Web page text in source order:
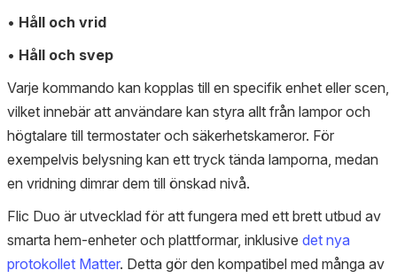
• Håll och vrid
• Håll och svep
Varje kommando kan kopplas till en specifik enhet eller scen,
vilket innebär att användare kan styra allt från lampor och
högtalare till termostater och säkerhetskameror. För
exempelvis belysning kan ett tryck tända lamporna, medan
en vridning dimrar dem till önskad nivå.
Flic Duo är utvecklad för att fungera med ett brett utbud av
smarta hem-enheter och plattformar, inklusive det nya
protokollet Matter. Detta gör den kompatibel med många av